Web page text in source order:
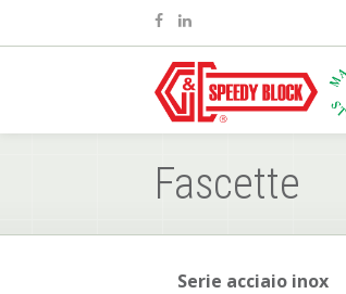
Fascette
Serie acciaio inox